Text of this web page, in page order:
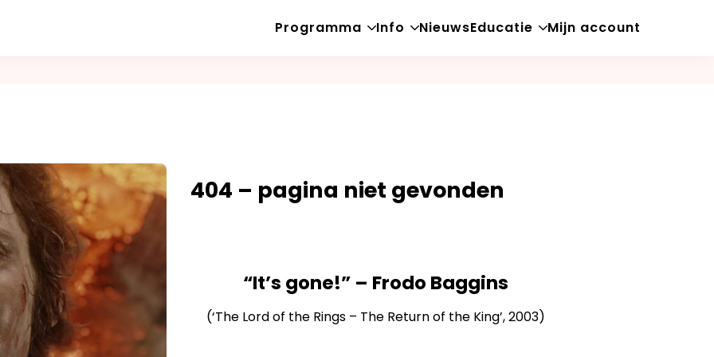
Programma
Info
NieuwsEducatie
Mijn account
404 – pagina niet gevonden
“It’s gone!” – Frodo Baggins
(‘The Lord of the Rings – The Return of the King’, 2003)